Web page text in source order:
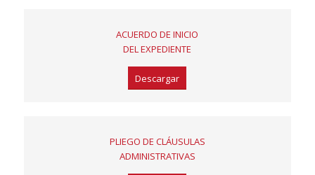
ACUERDO DE INICIO
DEL EXPEDIENTE
Descargar
PLIEGO DE CLÁUSULAS
ADMINISTRATIVAS